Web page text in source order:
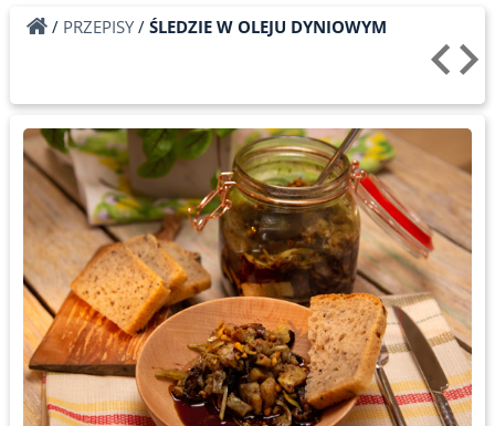
/ PRZEPISY/ ŚLEDZIE W OLEJU DYNIOWYM